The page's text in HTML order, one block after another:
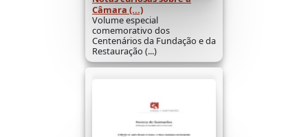
Câmara (...)
Volume especial
comemorativo dos
Centenários da Fundação e da
Restauração (...)